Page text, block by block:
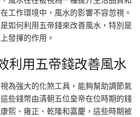
工作環境中，風水的影響不容忽視。
如何利用五帝錢來改善風水，特別是
發揮的作用。
利用五帝錢改善風水
為強大的化煞工具，能夠幫助調節氣
些錢幣由清朝五位皇帝在位時期的錢
熙、雍正、乾隆和嘉慶，這些時期被